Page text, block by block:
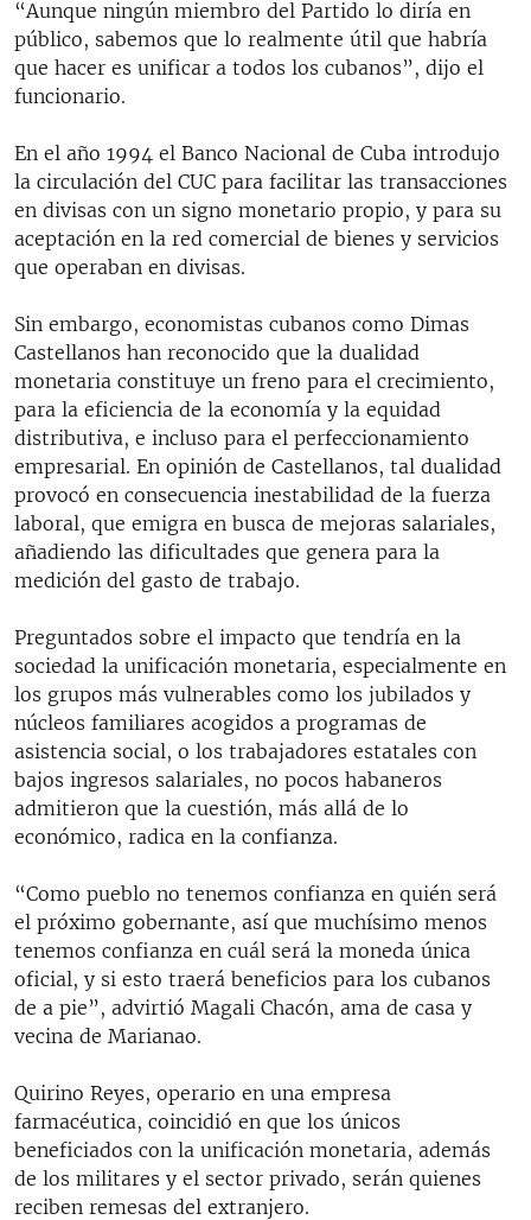
“Aunque ningún miembro del Partido lo diría en
público, sabemos que lo realmente útil que habría
que hacer es unificar a todos los cubanos”, dijo el
funcionario.
En el año 1994 el Banco Nacional de Cuba introdujo
la circulación del CUC para facilitar las transacciones
en divisas con un signo monetario propio, y para su
aceptación en la red comercial de bienes y servicios
que operaban en divisas.
Sin embargo, economistas cubanos como Dimas
Castellanos han reconocido que la dualidad
monetaria constituye un freno para el crecimiento,
para la eficiencia de la economía y la equidad
distributiva, e incluso para el perfeccionamiento
empresarial. En opinión de Castellanos, tal dualidad
provocó en consecuencia inestabilidad de la fuerza
laboral, que emigra en busca de mejoras salariales,
añadiendo las dificultades que genera para la
medición del gasto de trabajo.
Preguntados sobre el impacto que tendría en la
sociedad la unificación monetaria, especialmente en
los grupos más vulnerables como los jubilados y
núcleos familiares acogidos a programas de
asistencia social, o los trabajadores estatales con
bajos ingresos salariales, no pocos habaneros
admitieron que la cuestión, más allá de lo
económico, radica en la confianza.
“Como pueblo no tenemos confianza en quién será
el próximo gobernante, así que muchísimo menos
tenemos confianza en cuál será la moneda única
oficial, y si esto traerá beneficios para los cubanos
de a pie”, advirtió Magali Chacón, ama de casa y
vecina de Marianao.
Quirino Reyes, operario en una empresa
farmacéutica, coincidió en que los únicos
beneficiados con la unificación monetaria, además
de los militares y el sector privado, serán quienes
reciben remesas del extranjero.